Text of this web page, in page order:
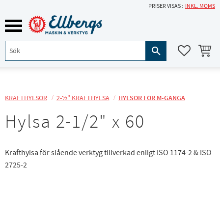
Meny
PRISER VISAS INKL. MOMS
KRAFTHYLSOR 2-½" KRAFTHYLSA HYLSOR FÖR M-GÄNGA
Hylsa 2-1/2" x 60
Krafthylsa för slående verktyg tillverkad enligt ISO 1174-2 & ISO
2725-2